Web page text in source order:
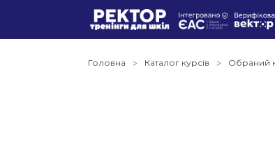
Головна Каталог курсів Обраний